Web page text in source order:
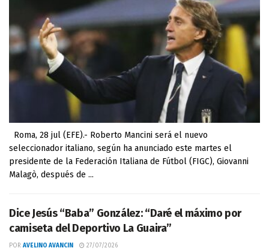
Roma, 28 jul (EFE).- Roberto Mancini será el nuevo
seleccionador italiano, según ha anunciado este martes el
presidente de la Federación Italiana de Fútbol (FIGC), Giovanni
Malagò, después de ...
Dice Jesús “Baba” González: “Daré el máximo por
camiseta del Deportivo La Guaira”
POR AVELINO AVANCIN 27/07/2026